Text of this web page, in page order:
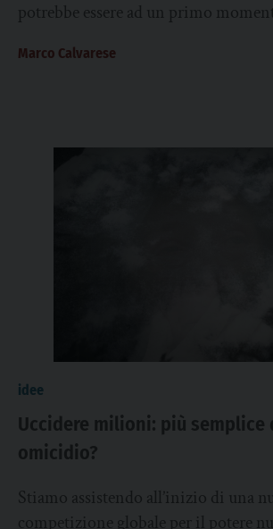
potrebbe essere ad un primo
influencer...
Marco Calvarese
idee
Uccidere milioni: più semplice
omicidio?
Stiamo assistendo all’inizio di una
competizione globale per il potere